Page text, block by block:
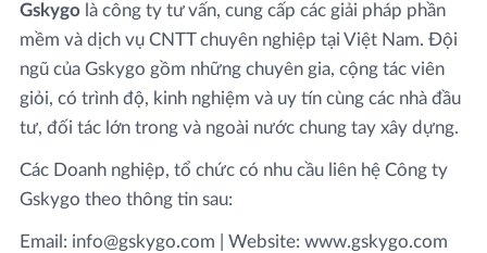
Gskygo là công ty tư vấn, cung cấp các giải pháp phần
mềm và dịch vụ CNTT chuyên nghiệp tại Việt Nam. Đội
ngũ của Gskygo gồm những chuyên gia, cộng tác viên
giỏi, có trình độ, kinh nghiệm và uy tín cùng các nhà đầu
tư, đối tác lớn trong và ngoài nước chung tay xây dựng.
Các Doanh nghiệp, tổ chức có nhu cầu liên hệ Công ty
Gskygo theo thông tin sau:
Email: info@gskygo.com | Website: www.gskygo.com